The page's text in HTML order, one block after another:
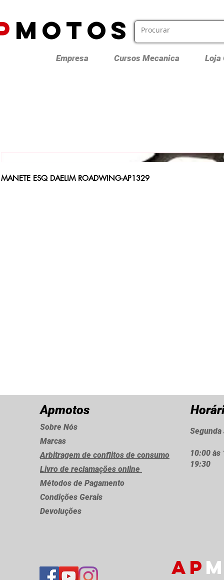
MOTOS
Empresa Cursos Mecanica Loja
MANETE ESQ DAELIM ROADWING-AP1329
Apmotos
Sobre Nós
Marcas
Arbitragem de conflitos de consumo
Livro de reclamações online
Métodos de Pagamento
Condições Gerais
Devoluções
Segunda
10:00 às
19:30
AP